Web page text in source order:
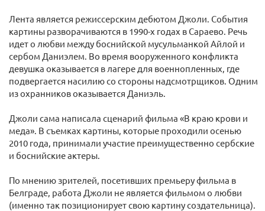
Лента является режиссерским дебютом Джоли. События
картины разворачиваются в 1990-х годах в Сараево. Речь
идет о любви между боснийской мусульманкой Айлой и
сербом Даниэлем. Во время вооруженного конфликта
девушка оказывается в лагере для военнопленных, где
подвергается насилию со стороны надсмотрщиков. Одним
из охранников оказывается Даниэль.
Джоли сама написала сценарий фильма «В краю крови и
меда». В съемках картины, которые проходили осенью
2010 года, принимали участие преимущественно сербские
и боснийские актеры.
По мнению зрителей, посетивших премьеру фильма в
Белграде, работа Джоли не является фильмом о любви
(именно так позиционирует свою картину создательница).